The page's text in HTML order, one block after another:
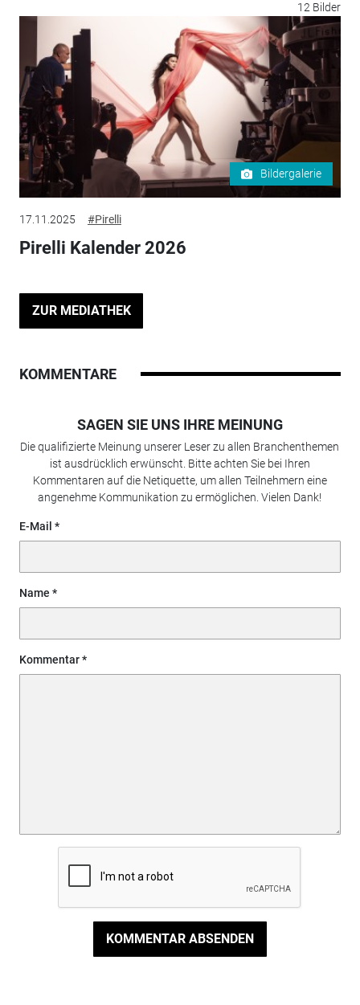
12 Bilder
Bildergalerie
17.11.2025 #Pirelli
Pirelli Kalender 2026
ZUR MEDIATHEK
KOMMENTARE
SAGEN SIE UNS IHRE MEINUNG
Die qualifizierte Meinung unserer Leser zu allen Branchenthemen
ist ausdrücklich erwünscht. Bitte achten Sie bei Ihren
Kommentaren auf die Netiquette, um allen Teilnehmern eine
angenehme Kommunikation zu ermöglichen. Vielen Dank!
E-Mail
Name
Kommentar
KOMMENTAR ABSENDEN